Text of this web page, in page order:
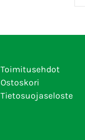
Toimitusehdot
Ostoskori
Tietosuojaseloste